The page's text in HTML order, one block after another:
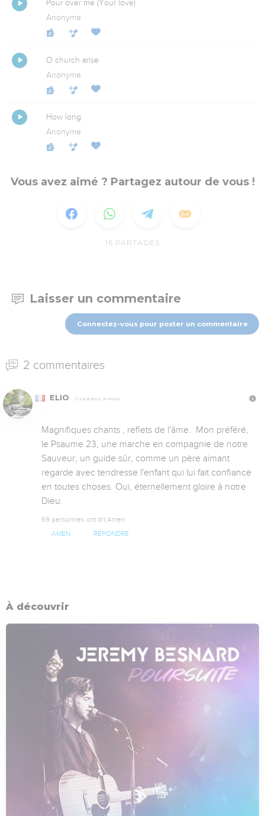
Pour over me (Your love)
Anonyme
O church arise
Anonyme
How long
Anonyme
Vous avez aimé ? Partagez autour de vous !
16 PARTAGES
Laisser un commentaire
Connectez-vous pour poster un commentaire
2 commentaires
ELIO Il y a 8 ans, 4 mois
Magnifiques chants , reflets de l'âme.  Mon préféré,
le Psaume 23, une marche en compagnie de notre
Sauveur, un guide sûr, comme un père aimant
regarde avec tendresse l'enfant qui lui fait confiance
en toutes choses. Oui, éternellement gloire à notre
Dieu.
69 personnes ont dit Amen
AMEN RÉPONDRE
À découvrir